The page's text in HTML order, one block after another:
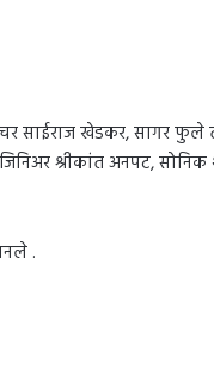
साईराज खेडकर, सागर
श्रीकांत अनपट,
.